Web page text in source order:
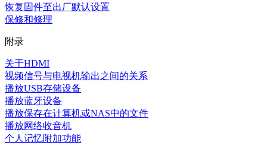
恢复固件至出厂默认设置
保修和修理
附录
关于HDMI
视频信号与电视机输出之间的关系
播放USB存储设备
播放蓝牙设备
播放保存在计算机或NAS中的文件
播放网络收音机
个人记忆附加功能